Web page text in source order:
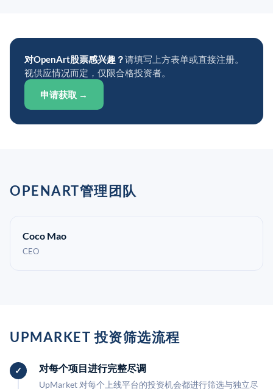
对OpenArt股票感兴趣？请填写上方表单或直接注册。
视供应情况而定，仅限合格投资者。
申请获取 →
OPENART管理团队
Coco Mao
CEO
UPMARKET 投资筛选流程
对每个项目进行完整尽调
UpMarket 对每个上线平台的投资机会都进行筛选与独立尽